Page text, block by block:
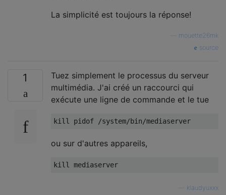
La simplicité est toujours la réponse!
mouette26mk
source
1
Tuez simplement le processus du serveur
multimédia. J'ai créé un raccourci qui
exécute une ligne de commande et le tue
ou sur d'autres appareils,
klaudyuxxx